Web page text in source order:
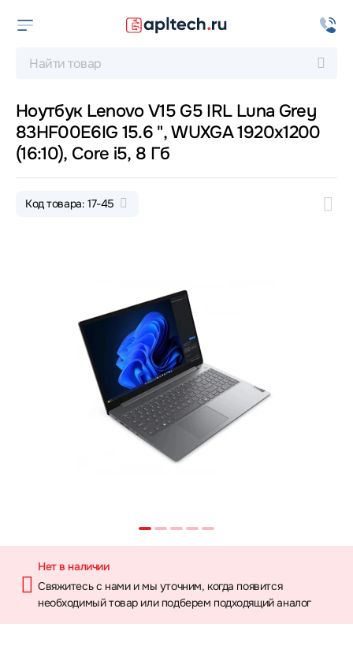
Ноутбук Lenovo V15 G5 IRL Luna Grey
83HF00E6IG 15.6 ", WUXGA 1920x1200
(16:10), Core i5, 8 Гб
Код товара: 17-45
Нет в наличии
Свяжитесь с нами и мы уточним, когда появится
необходимый товар или подберем подходящий аналог